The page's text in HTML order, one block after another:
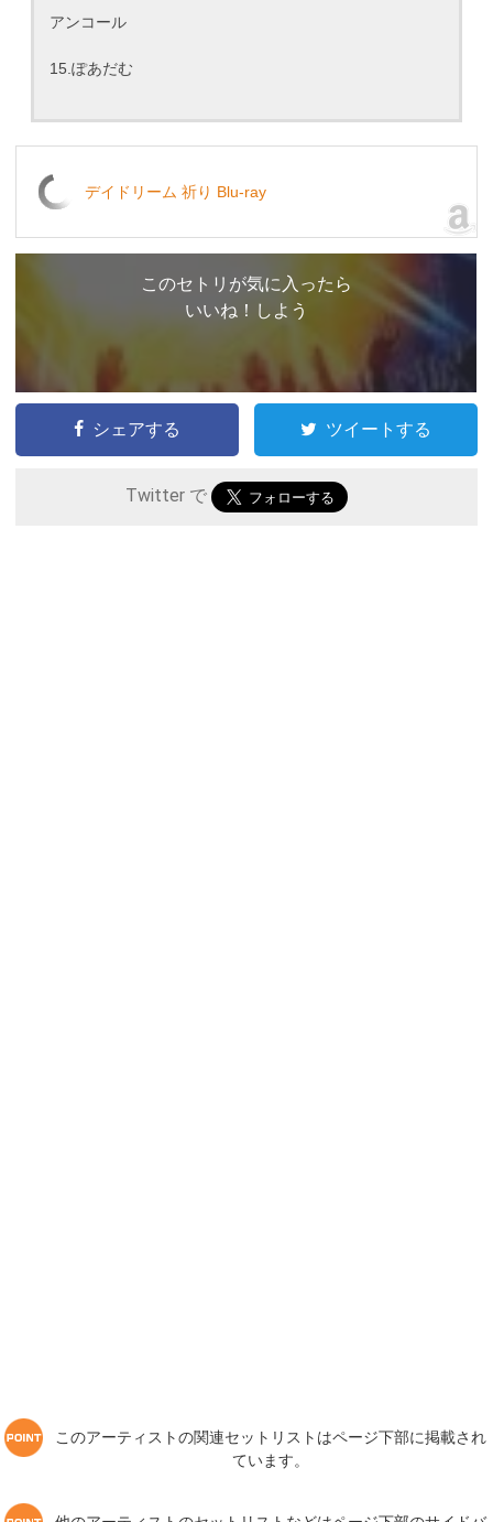
アンコール
15.ぽあだむ
デイドリーム 祈り Blu-ray
このセトリが気に入ったら
いいね！しよう
シェアする ツイートする
Twitter で
このアーティストの関連セットリストはページ下部に掲載され
ています。